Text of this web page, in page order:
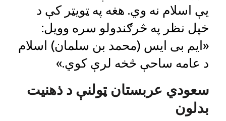
یې اسلام نه وي. هغه په ​​​​ټویټر کې د
خپل نظر په څرګندولو سره وویل:
«ایم بی ایس (محمد بن سلمان) اسلام
د عامه ساحې څخه لرې کوي.»
سعودي عربستان ټولنې د ذهنیت
بدلون